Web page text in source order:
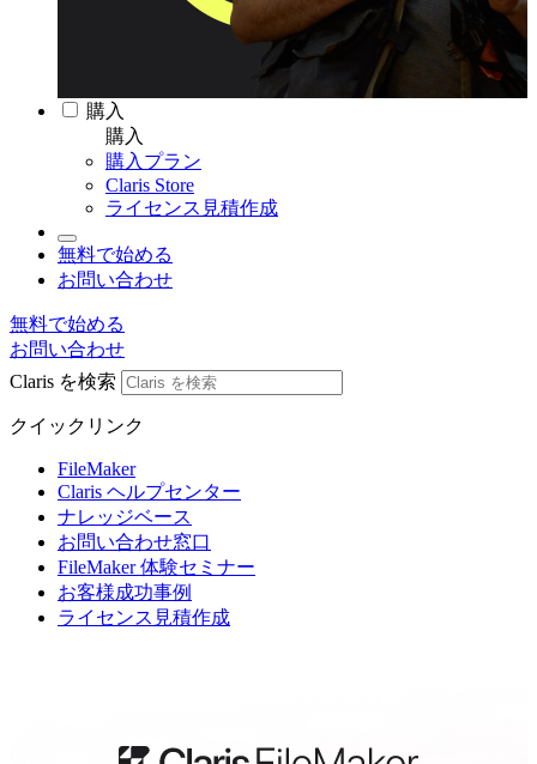
購入
購入
購入プラン
Claris Store
ライセンス見積作成
無料で始める
お問い合わせ
無料で始める
お問い合わせ
Claris を検索
クイックリンク
FileMaker
Claris ヘルプセンター
ナレッジベース
お問い合わせ窓口
FileMaker 体験セミナー
お客様成功事例
ライセンス見積作成